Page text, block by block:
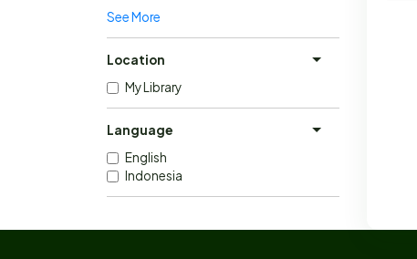
See More
Location
My Library
Language
English
Indonesia